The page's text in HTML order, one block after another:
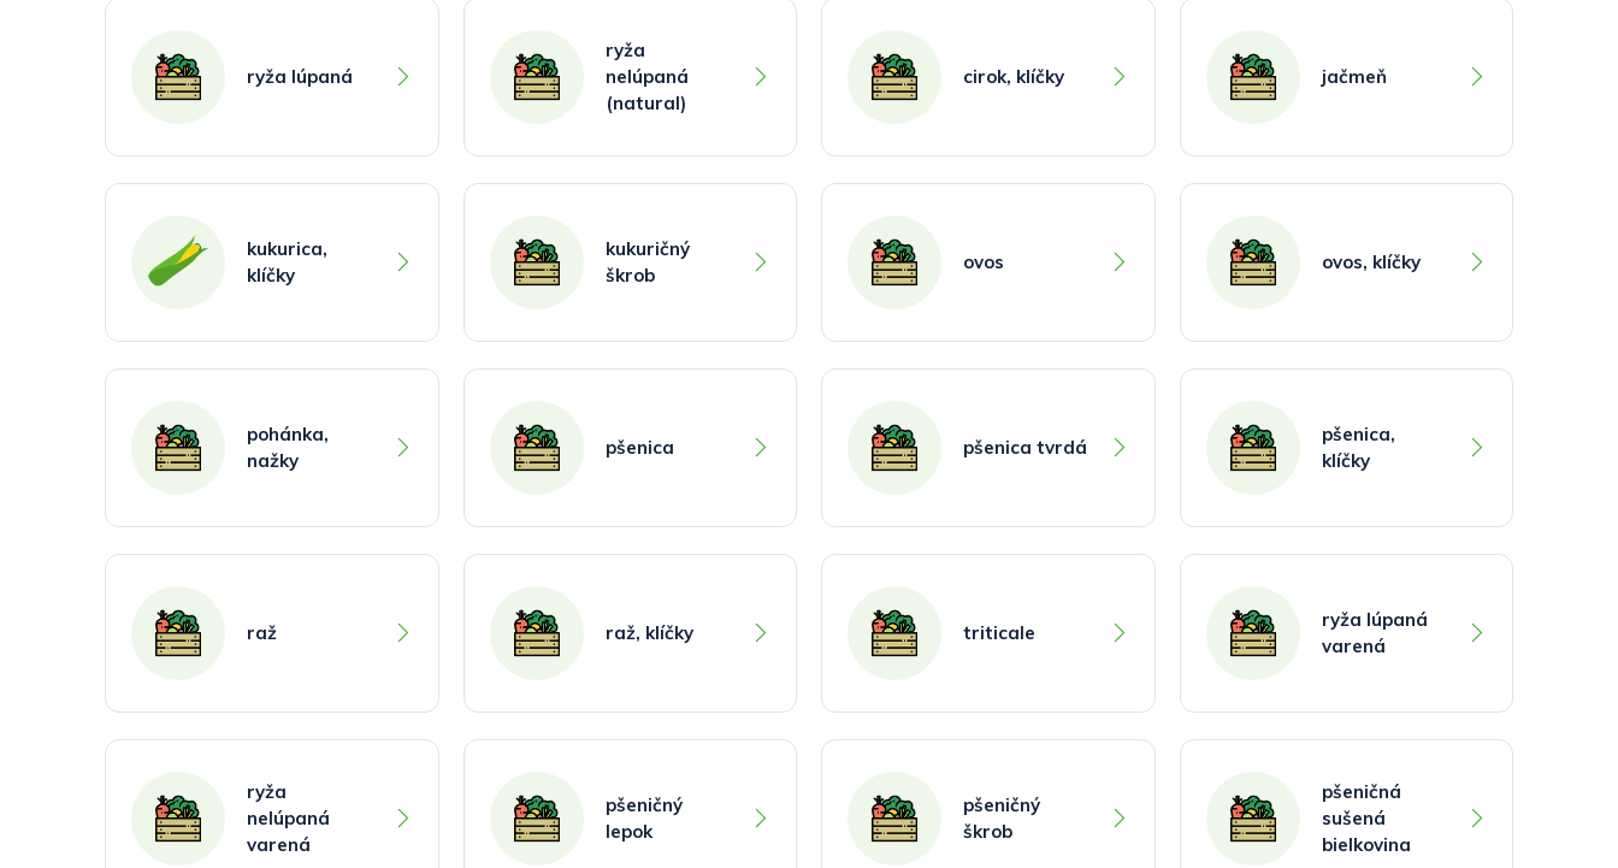
ryža lúpaná
ryža
nelúpaná
(natural)
cirok, klíčky jačmeň
kukurica,
klíčky
kukuričný
škrob
ovos ovos, klíčky
pohánka,
nažky
pšenica pšenica tvrdá
pšenica,
klíčky
raž raž, klíčky triticale
ryža lúpaná
varená
ryža
nelúpaná
varená
pšeničný
lepok
pšeničný
škrob
pšeničná
sušená
bielkovina